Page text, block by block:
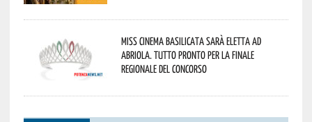
Miss Cinema Basilicata sarà eletta ad
Abriola. Tutto pronto per la finale
regionale del concorso